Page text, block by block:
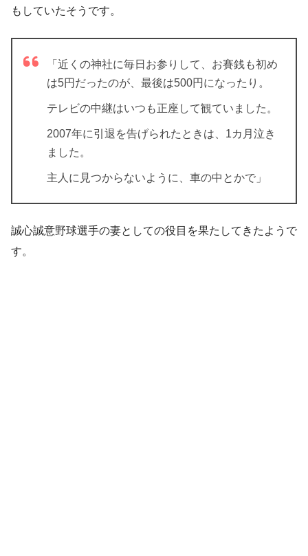
もしていたそうです。
「近くの神社に毎日お参りして、お賽銭も初め
は5円だったのが、最後は500円になったり。
テレビの中継はいつも正座して観ていました。
2007年に引退を告げられたときは、1カ月泣き
ました 。
主人に見つからないように、車の中とかで」
誠心誠意野球選手の妻としての役目を果たしてきたようで
す。